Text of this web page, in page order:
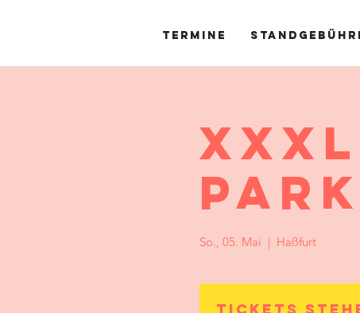
Termine
So., 05. Mai
  |
Haßfurt
Tickets